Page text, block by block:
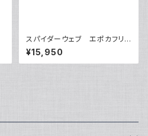
スパイダーウェブ エポカフリン
クス VQC-1207B
¥15,950